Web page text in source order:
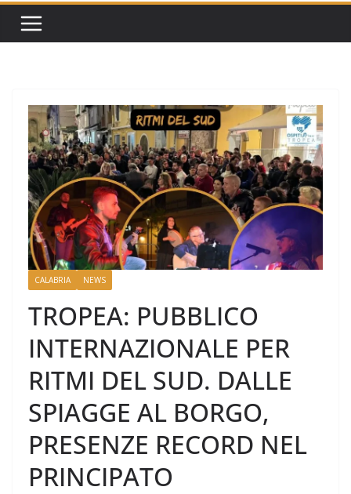
CALABRIA NEWS
TROPEA: PUBBLICO
INTERNAZIONALE PER
RITMI DEL SUD. DALLE
SPIAGGE AL BORGO,
PRESENZE RECORD NEL
PRINCIPATO